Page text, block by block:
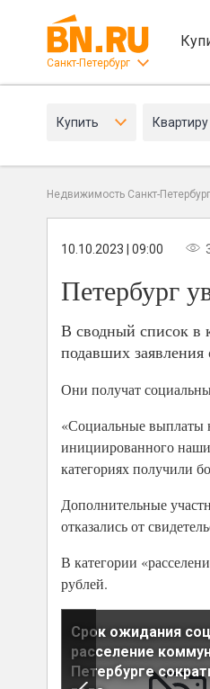
Санкт-Петербург
Купить Квартиру
Недвижимость Санкт-
10.10.2023 | 09:00
Петербург
В сводный список в
подавших
Они получат
«Социальные выплаты
инициированного
категориях получили
Дополнительные
отказались от
В категории
рублей.
Срок ожидания
расселение
Петербурге